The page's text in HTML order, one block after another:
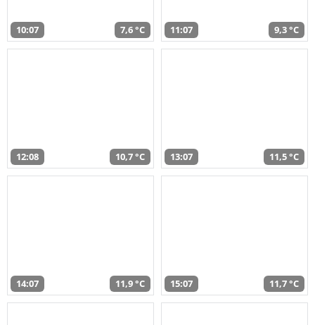
10:07 7,6 °C 11:07 9,3 °C
12:08 10,7 °C 13:07 11,5 °C
14:07 11,9 °C 15:07 11,7 °C